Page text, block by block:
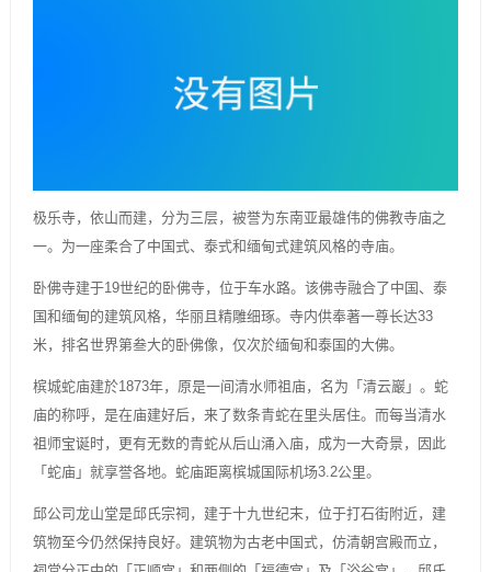
极乐寺，依山而建，分为三层，被誉为东南亚最雄伟的佛教寺庙之
一。为一座柔合了中国式、泰式和缅甸式建筑风格的寺庙。
卧佛寺建于19世纪的卧佛寺，位于车水路。该佛寺融合了中国、泰
国和缅甸的建筑风格，华丽且精雕细琢。寺内供奉著一尊长达33
米，排名世界第叁大的卧佛像，仅次於缅甸和泰国的大佛。
槟城蛇庙建於1873年，原是一间清水师祖庙，名为「清云巖」。蛇
庙的称呼，是在庙建好后，来了数条青蛇在里头居住。而每当清水
祖师宝诞时，更有无数的青蛇从后山涌入庙，成为一大奇景，因此
「蛇庙」就享誉各地。蛇庙距离槟城国际机场3.2公里。
邱公司龙山堂是邱氏宗祠，建于十九世纪末，位于打石街附近，建
筑物至今仍然保持良好。建筑物为古老中国式，仿清朝宫殿而立，